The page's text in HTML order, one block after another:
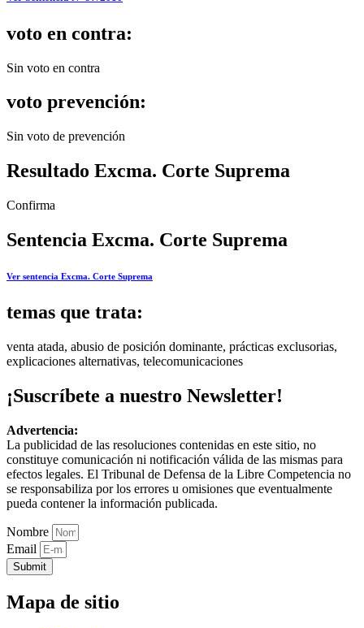
voto en contra:
Sin voto en contra
voto prevención:
Sin voto de prevención
Resultado Excma. Corte Suprema
Confirma
Sentencia Excma. Corte Suprema
Ver sentencia Excma. Corte Suprema
temas que trata:
venta atada, abusio de posición dominante, prácticas exclusorias,
explicaciones alternativas, telecomunicaciones
¡Suscríbete a nuestro Newsletter!
Advertencia:
La publicidad de las resoluciones contenidas en este sitio, no
constituye comunicación ni notificación válida de las mismas para
efectos legales. El Tribunal de Defensa de la Libre Competencia no
se responsabiliza por los errores u omisiones que eventualmente
pueda contener la información publicada.
Nombre
Email
Submit
Mapa de sitio